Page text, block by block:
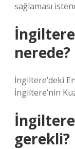
sağlaması
nerede?
İngiltere’deki
İngiltere’nin
gerekli?